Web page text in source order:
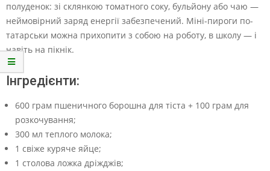
полуденок: зі склянкою томатного соку, бульйону або чаю —
неймовірний заряд енергії забезпечений. Міні-пироги по-
татарськи можна прихопити з собою на роботу, в школу — і
навіть на пікнік.
Інгредієнти:
600 грам пшеничного борошна для тіста + 100 грам для
розкочування;
300 мл теплого молока;
1 свіже куряче яйце;
1 столова ложка дріжджів;